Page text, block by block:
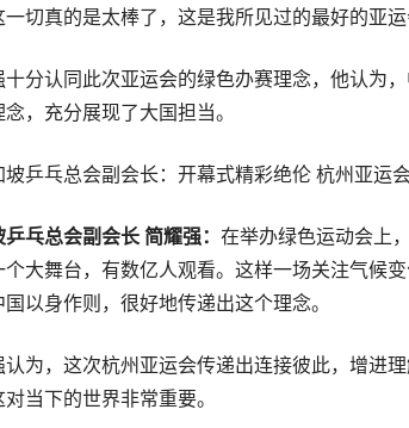
一切真的是太棒了，这是我所见过的最好的亚运
十分认同此次亚运会的绿色办赛理念，他认为
，充分展现了大国担当。
乒乓总会副会长 简耀强：在举办绿色运动会上
个大舞台，有数亿人观看。这样一场关注气候
以身作则，很好地传递出这个理念。
认为，这次杭州亚运会传递出连接彼此，增进
当下的世界非常重要。